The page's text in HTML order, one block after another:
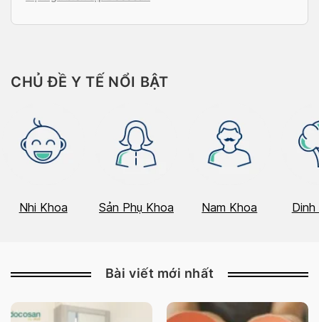
gì? Vitamin E là nhóm vitamin […]
CHỦ ĐỀ Y TẾ NỔI BẬT
Nhi Khoa Sản Phụ Khoa Nam Khoa Dinh
Bài viết mới nhất